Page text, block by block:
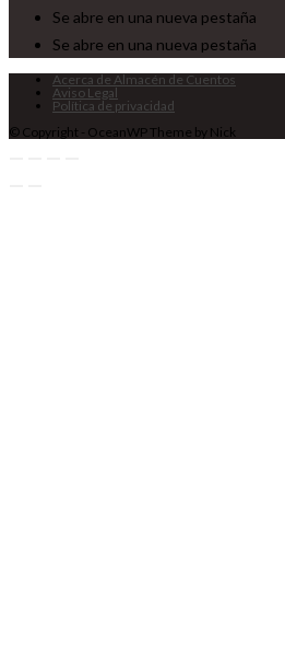
Se abre en una nueva pestaña
Se abre en una nueva pestaña
Acerca de Almacén de Cuentos
Aviso Legal
Política de privacidad
© Copyright - OceanWP Theme by Nick